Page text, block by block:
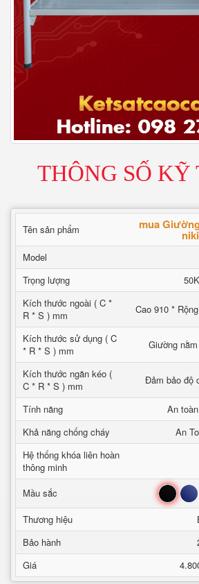
THÔNG SỐ KỸ
Tên sản phẩm mua
Model
Trọng lượng
Kích thước ngoài ( C *
R * S ) mm
Cao 910 *
Kích thước sử dụng ( C
* R * S ) mm
Giường
Kích thước ngăn kéo (
C * R * S ) mm
Đảm bảo độ
Tính năng
An
Khả năng chống cháy
An
Hệ thống khóa liên hoàn
thông minh
Mầu sắc
Đen Xanh
Thương hiệu
Bảo hành
Giá